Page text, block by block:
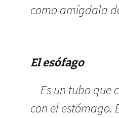
como amígdala
El esófago
Es un tubo que
con el estómago.